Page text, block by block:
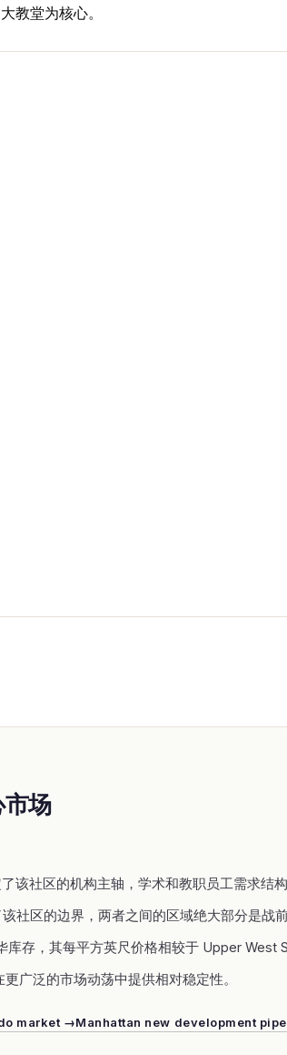
堂为核心。
场
社区的机构主轴，学术和教职员工需求结构
社区的边界，两者之间的区域绝大部分是战前
存，其每平方英尺价格相较于 Upper West
广泛的市场动荡中提供相对稳定性。
market →Manhattan new development